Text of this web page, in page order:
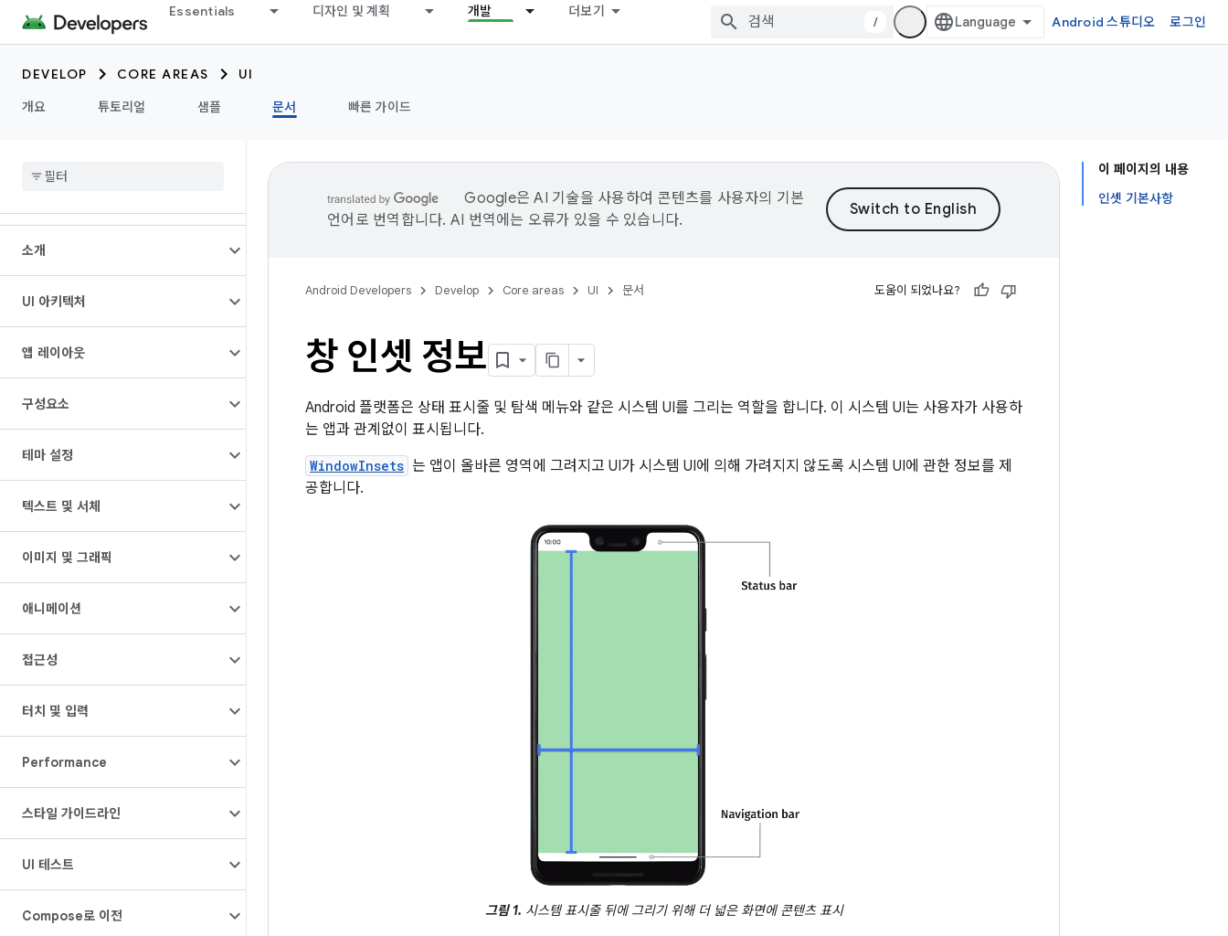
Essentials 디자인 및 계획 개발 더보기
/ Android 스튜디오 로그인
DEVELOP CORE AREAS
UI
개요
튜토리얼 샘플 문서 빠른 가이드
소개
UI 아키텍처
앱 레이아웃
구성요소
테마 설정
텍스트 및 서체
이미지 및 그래픽
애니메이션
접근성
터치 및 입력
Performance
스타일 가이드라인
UI 테스트
Compose로 이전
이 페이지의 내용
인셋 기본사항
Google은 AI 기술을 사용하여 콘텐츠를 사용자의 기본
언어로 번역합니다. AI 번역에는 오류가 있을 수 있습니다.
Android Developers Develop Core areas UI 문서 도움이 되었나요?
창 인셋 정보
Android 플랫폼은 상태 표시줄 및 탐색 메뉴와 같은 시스템 UI를 그리는 역할을 합니다. 이 시스템 UI는 사용자가 사용하
는 앱과 관계없이 표시됩니다.
WindowInsets 는 앱이 올바른 영역에 그려지고 UI가 시스템 UI에 의해 가려지지 않도록 시스템 UI에 관한 정보를 제
공합니다.
그림 1. 시스템 표시줄 뒤에 그리기 위해 더 넓은 화면에 콘텐츠 표시